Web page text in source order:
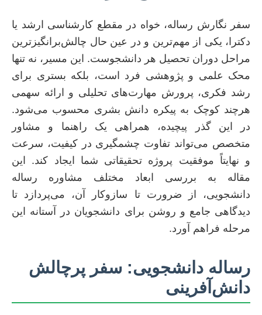
سفر نگارش رساله، خواه در مقطع کارشناسی ارشد یا
دکترا، یکی از مهم‌ترین و در عین حال چالش‌برانگیزترین
مراحل دوران تحصیل هر دانشجوست. این مسیر، نه تنها
محک علمی و پژوهشی فرد است، بلکه بستری برای
رشد فکری، پرورش مهارت‌های تحلیلی و ارائه سهمی
هرچند کوچک به پیکره دانش بشری محسوب می‌شود.
در این گذر پیچیده، همراهی یک راهنما و مشاور
متخصص می‌تواند تفاوت چشمگیری در کیفیت، سرعت
و نهایتاً موفقیت پروژه تحقیقاتی شما ایجاد کند. این
مقاله به بررسی ابعاد مختلف مشاوره رساله
دانشجویی، از ضرورت تا سازوکار آن، می‌پردازد تا
دیدگاهی جامع و روشن برای دانشجویان در آستانه این
مرحله فراهم آورد.
رساله دانشجویی: سفر پرچالش
دانش‌آفرینی